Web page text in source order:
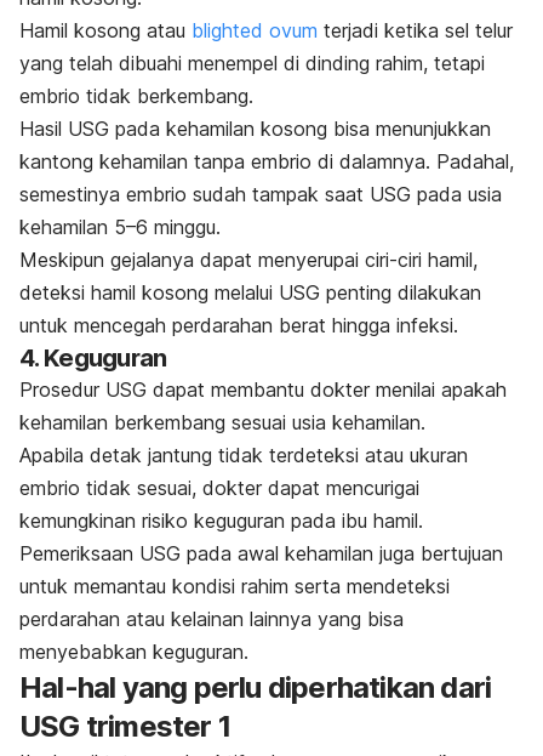
Hamil kosong atau blighted ovum terjadi ketika sel telur
yang telah dibuahi menempel di dinding rahim, tetapi
embrio tidak berkembang.
Hasil USG pada kehamilan kosong bisa menunjukkan
kantong kehamilan tanpa embrio di dalamnya. Padahal,
semestinya embrio sudah tampak saat USG pada usia
kehamilan 5–6 minggu.
Meskipun gejalanya dapat menyerupai ciri-ciri hamil,
deteksi hamil kosong melalui USG penting dilakukan
untuk mencegah perdarahan berat hingga infeksi.
4. Keguguran
Prosedur USG dapat membantu dokter menilai apakah
kehamilan berkembang sesuai usia kehamilan.
Apabila detak jantung tidak terdeteksi atau ukuran
embrio tidak sesuai, dokter dapat mencurigai
kemungkinan risiko keguguran pada ibu hamil.
Pemeriksaan USG pada awal kehamilan juga bertujuan
untuk memantau kondisi rahim serta mendeteksi
perdarahan atau kelainan lainnya yang bisa
menyebabkan keguguran.
Hal-hal yang perlu diperhatikan dari
USG trimester 1